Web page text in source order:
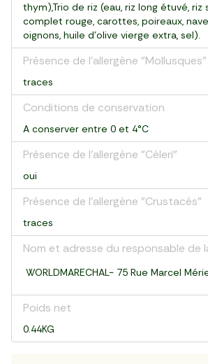
thym),Trio de riz (eau, riz long étuvé, riz
complet rouge, carottes, poireaux,
oignons, huile d'olive vierge extra, sel).
Présence de l'allergène "Mollusques"
traces
Conditions de conservation
A conserver entre 0 et 4°C
Présence de l'allergène "Céleri"
oui
Présence de l'allergène "Crustacés"
traces
Nom et adresse du responsable de
WORLDMARECHAL- 75 Rue Marcel
Poids net
0.44KG